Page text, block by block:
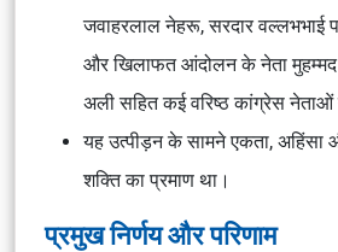
जवाहरलाल नेहरू, सरदार वल्लभभाई
और खिलाफत आंदोलन के नेता
अली सहित कई वरिष्ठ कांग्रेस नेताओं
यह उत्पीड़न के सामने एकता, अहिंसा
शक्ति का प्रमाण था।
प्रमुख निर्णय और परिणाम